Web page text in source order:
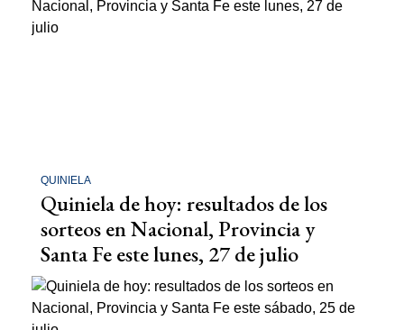
QUINIELA
Quiniela de hoy: resultados de los
sorteos en Nacional, Provincia y
Santa Fe este lunes, 27 de julio